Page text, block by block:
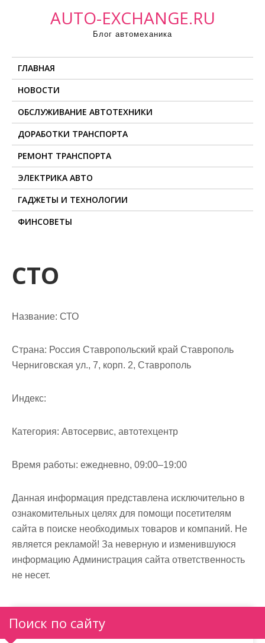
AUTO-EXCHANGE.RU
Блог автомеханика
ГЛАВНАЯ
НОВОСТИ
ОБСЛУЖИВАНИЕ АВТОТЕХНИКИ
ДОРАБОТКИ ТРАНСПОРТА
РЕМОНТ ТРАНСПОРТА
ЭЛЕКТРИКА АВТО
ГАДЖЕТЫ И ТЕХНОЛОГИИ
ФИНСОВЕТЫ
СТО
Название: СТО
Страна: Россия Ставропольский край Ставрополь
Черниговская ул., 7, корп. 2, Ставрополь
Индекс:
Категория: Автосервис, автотехцентр
Время работы: ежедневно, 09:00–19:00
Данная информация представлена исключительно в
ознакомительных целях для помощи посетителям
сайта в поиске необходимых товаров и компаний. Не
является рекламой! За неверную и изменившуюся
информацию Администрация сайта ответственность
не несет.
Поиск по сайту